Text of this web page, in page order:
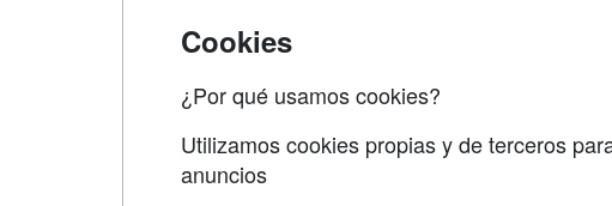
Cookies
¿Por qué usamos cookies?
Utilizamos cookies propias y de terceros
anuncios